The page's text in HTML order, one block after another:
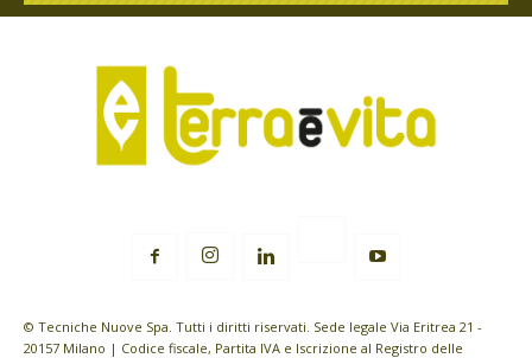
© Tecniche Nuove Spa. Tutti i diritti riservati. Sede legale Via Eritrea 21 -
20157 Milano | Codice fiscale, Partita IVA e Iscrizione al Registro delle